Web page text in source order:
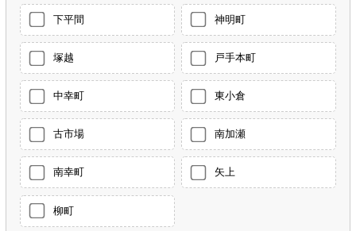
下平間 神明町
塚越 戸手本町
中幸町 東小倉
古市場 南加瀬
南幸町 矢上
柳町